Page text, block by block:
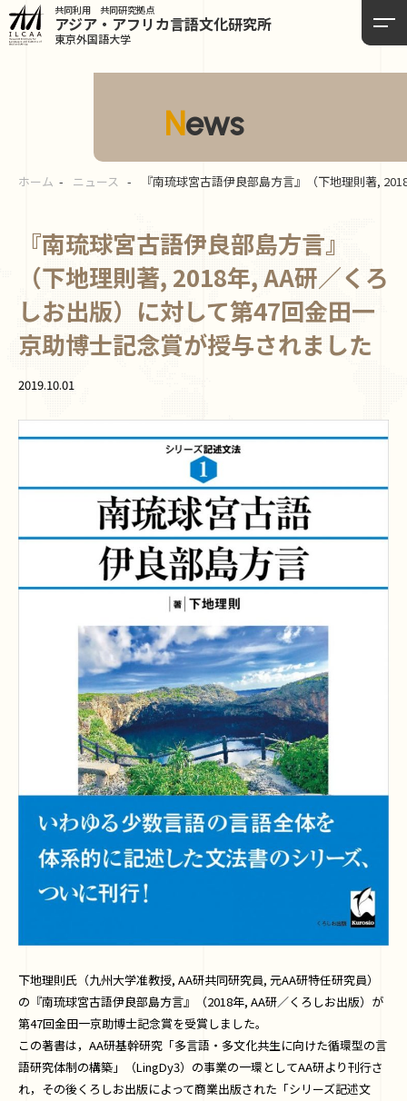
共同利用 共同研究拠点
アジア・アフリカ言語文化研究所
東京外国語大学
News
ホーム ニュース 『南琉球宮古語伊良部島方言』（下地理則著,
『南琉球宮古語伊良部島方言』
（下地理則著, 2018年, AA研／くろ
しお出版）に対して第47回金田一
京助博士記念賞が授与されました
2019.10.01
下地理則氏（九州大学准教授, AA研共同研究員, 元AA研特任研究員）
の『南琉球宮古語伊良部島方言』（2018年, AA研／くろしお出版）が
第47回金田一京助博士記念賞を受賞しました。
この著書は，AA研基幹研究「多言語・多文化共生に向けた循環型の言
語研究体制の構築」（LingDy3）の事業の一環としてAA研より刊行さ
れ，その後くろしお出版によって商業出版された「シリーズ記述文